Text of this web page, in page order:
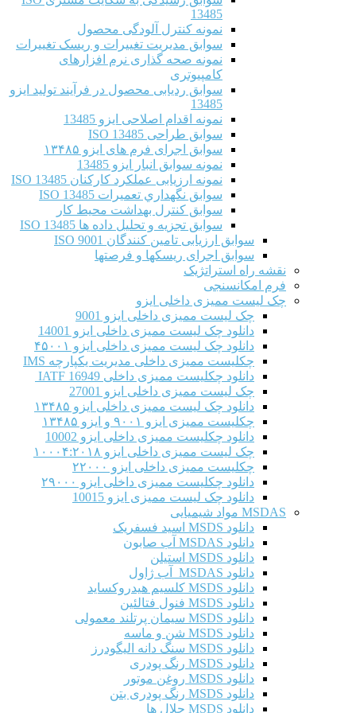
13485
نمونه کنترل آلودگی محصول
سوابق مدیریت تغییرات و ریسک تغییرات
نمونه صحه گذاری نرم افزارهای
کامپیوتری
سوابق ردیابی محصول در فرآیند تولید ایزو
13485
نمونه اقدام اصلاحی ایزو 13485
سوابق طراحی ISO 13485
سوابق اجرای فرم های ایزو ۱۳۴۸۵
نمونه سوابق انبار ایزو 13485
نمونه ارزیابی عملکرد کارکنان ISO 13485
سوابق نگهداري تعميرات ISO 13485
سوابق کنترل بهداشت محیط کار
سوابق تجزیه و تحلیل داده ها ISO 13485
سوابق ارزیابی تامین کنندگان ISO 9001
سوابق اجرای ریسکها و فرصتها
نقشه راه استراتژیک
فرم امکانسنجی
چک لیست ممیزی داخلی ایزو
چک لیست ممیزی داخلی ایزو 9001
دانلود چک لیست ممیزی داخلی ایزو 14001
دانلود چک لیست ممیزی داخلی ایزو ۴۵۰۰۱
چکلیست ممیزی داخلی مدیریت یکپارچه IMS
دانلود چکلیست ممیزی داخلی IATF 16949
چک لیست ممیزی داخلی ایزو 27001
دانلود چک لیست ممیزی داخلی ایزو ۱۳۴۸۵
چکلیست ممیزی ایزو ۹۰۰۱ و ایزو ۱۳۴۸۵
دانلود چکلیست ممیزی داخلی ایزو 10002
چک لیست ممیزی داخلی ایزو ۱۰۰۰۴:۲۰۱۸
چکلیست ممیزی داخلی ایزو ۲۲۰۰۰
دانلود چکلیست ممیزی داخلی ایزو ۲۹۰۰۰
دانلود چک لیست ممیزی ایزو 10015
MSDAS مواد شیمیایی
دانلود MSDS اسید فسفریک
دانلود MSDAS آب صابون
دانلود MSDS استیلن
دانلود MSDAS آب ژاول
دانلود MSDS کلسیم هیدروکساید
دانلود MSDS فنول فتالئین
دانلود MSDS سیمان پرتلند معمولی
دانلود MSDS شن و ماسه
دانلود MSDS سنگ دانه الیگودرز
دانلود MSDS رنگ پودری
دانلود MSDS روغن موتور
دانلود MSDS رنگ پودری بتن
دانلود MSDS حلال ها